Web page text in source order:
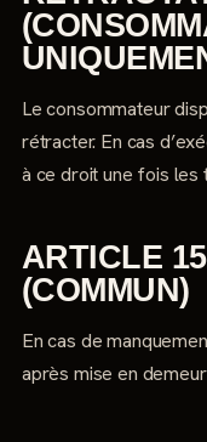
Le consommateur
rétracter. En cas
à ce droit une fois les
ARTICLE
(COMMUN)
En cas de
après mise en